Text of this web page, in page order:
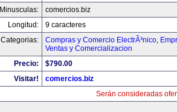
Minusculas:
comercios.biz
Longitud:
9 caracteres
Categorias:
Compras y Comercio ElectrÃ³nico,
Ventas y Comercializacion
Precio:
$790.00
Visitar!
comercios.biz
Serán consideradas